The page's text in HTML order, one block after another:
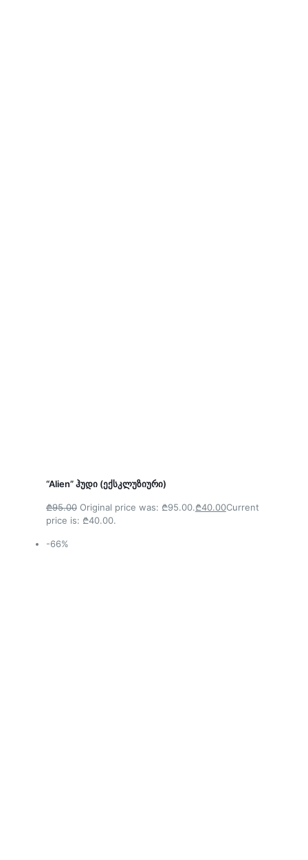
“Alien” ჰუდი (ექსკლუზიური)
₾95.00Original price was: ₾95.00.₾40.00Current
price is: ₾40.00.
-66%